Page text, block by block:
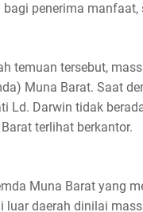
penerima
temuan tersebut,
Muna Barat. Saat
Ld. Darwin tidak
terlihat berkantor.
Muna Barat yang
luar daerah dinilai